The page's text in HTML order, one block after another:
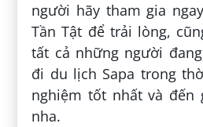
người hãy tham gia
Tần Tật để trải lòng,
tất cả những người
đi du lịch Sapa trong
nghiệm tốt nhất và đến
nha.